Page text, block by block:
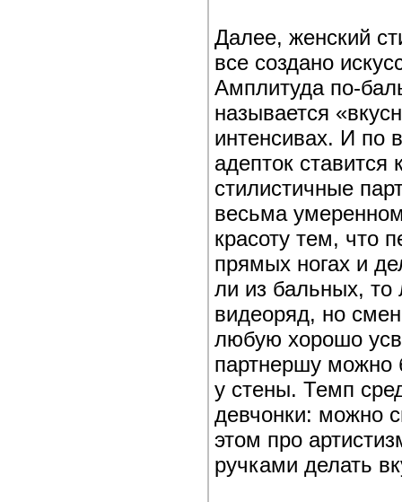
Далее, женский
все создано
Амплитуда по-
называется
интенсивах. И по
адепток ставится
стилистичные
весьма
красоту тем, что
прямых ногах и
ли из бальных, то
видеоряд, но
любую хорошо
партнершу можно
у стены. Темп
девчонки: можно
этом про
ручками делать